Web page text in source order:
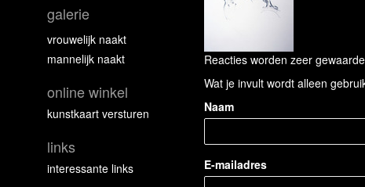
Reacties worden zeer
Wat je invult wordt alleen
Naam
E-mailadres
galerie
vrouwelijk naakt
mannelijk naakt
online winkel
kunstkaart versturen
links
interessante links